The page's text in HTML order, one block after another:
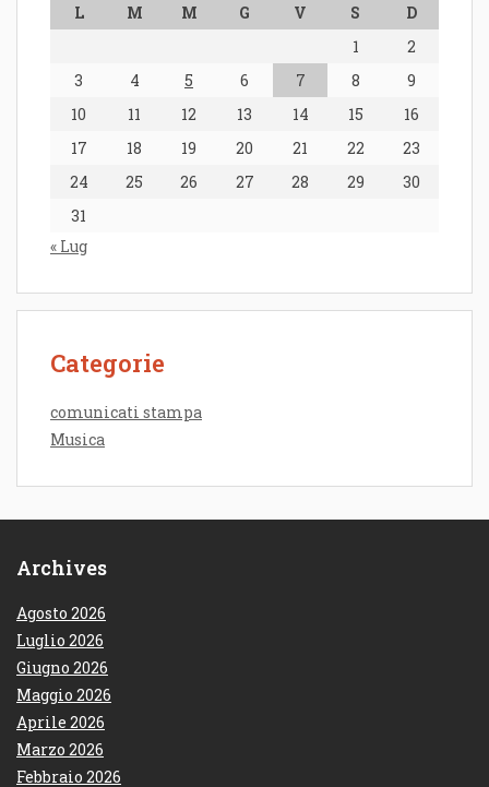
L M M G V S
D
1
2
3
4 5 6 7 8
9
10
11 12 13 14 15
16
17
18 19 20 21 22
23
24
25 26 27 28 29
30
31
« Lug
Categorie
comunicati stampa
Musica
Archives
Agosto 2026
Luglio 2026
Giugno 2026
Maggio 2026
Aprile 2026
Marzo 2026
Febbraio 2026